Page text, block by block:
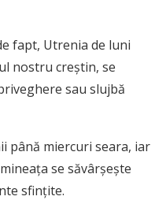
fapt, Utrenia de luni
nostru creştin, se
sau slujbă
până miercuri seara, iar
se săvârşeşte
sfinţite.